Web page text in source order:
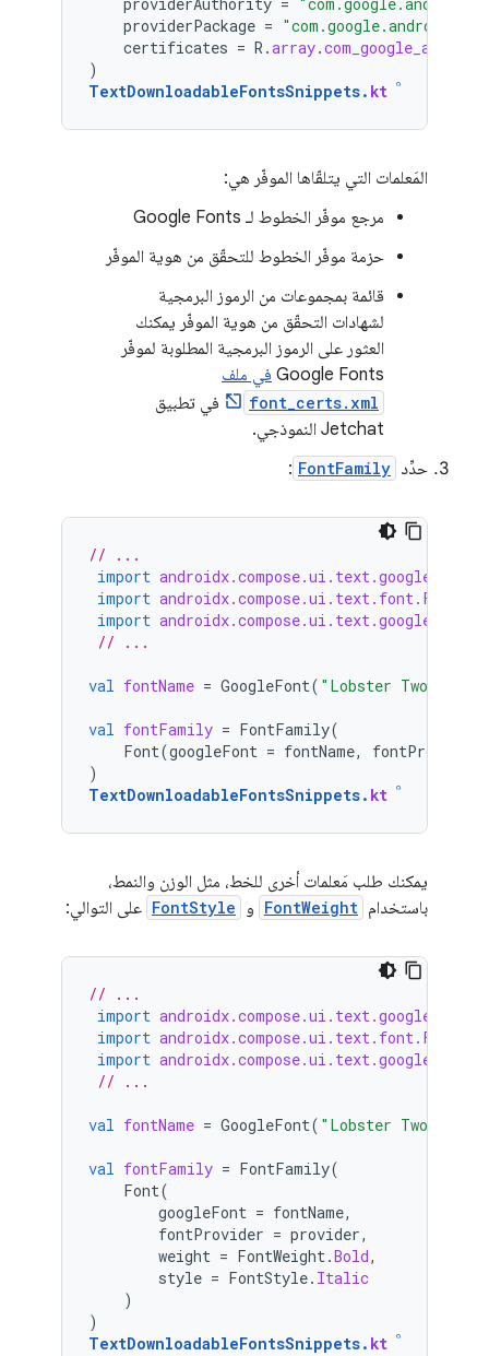
providerPackage =
certificates = R .array.
)
TextDownloadableFontsSnippets. kt
المَعلمات التي يتلقّاها الموفّر هي:
مرجع موفّر الخطوط لـ Google Fonts
حزمة موفّر الخطوط للتحقّق من هوية الموفّر
قائمة بمجموعات من الرموز البرمجية
لشهادات التحقّق من هوية الموفّر يمكنك
العثور على الرموز البرمجية المطلوبة لموفّر
Google Fonts في ملف
font_certs.xml
في تطبيق
Jetchat النموذجي.
حدِّد FontFamily
:
// ...
import
import
import
// ...
val fontName = GoogleFont( "Lobster Two"
val fontFamily = FontFamily(
Font(googleFont = fontName, fontProvider
)
TextDownloadableFontsSnippets. kt
يمكنك طلب مَعلمات أخرى للخط، مثل الوزن والنمط،
باستخدام FontWeight و FontStyle على التوالي:
// ...
import
import
import
// ...
val fontName = GoogleFont( "Lobster Two"
val fontFamily = FontFamily(
Font(
googleFont = fontName,
fontProvider = provider,
weight = FontWeight.Bold,
style = FontStyle. Italic
)
)
TextDownloadableFontsSnippets. kt